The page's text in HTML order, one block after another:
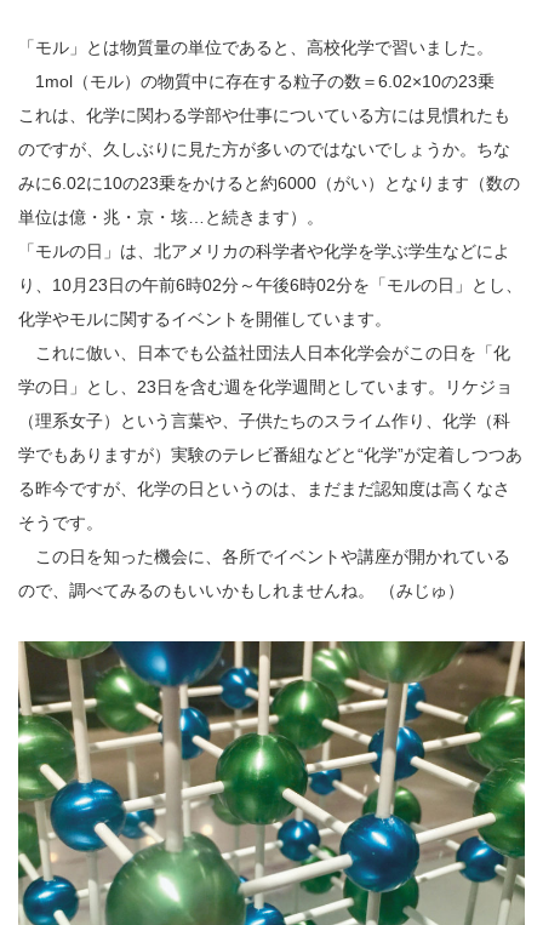
「モル」とは物質量の単位であると、高校化学で習いました。
1mol（モル）の物質中に存在する粒子の数＝6.02×10の23乗
これは、化学に関わる学部や仕事についている方には見慣れたも
のですが、久しぶりに見た方が多いのではないでしょうか。ちな
みに6.02に10の23乗をかけると約6000（がい）となります（数の
単位は億・兆・京・垓…と続きます）。
「モルの日」は、北アメリカの科学者や化学を学ぶ学生などによ
り、10月23日の午前6時02分～午後6時02分を「モルの日」とし、
化学やモルに関するイベントを開催しています。
これに倣い、日本でも公益社団法人日本化学会がこの日を「化
学の日」とし、23日を含む週を化学週間としています。リケジョ
（理系女子）という言葉や、子供たちのスライム作り、化学（科
学でもありますが）実験のテレビ番組などと“化学”が定着しつつあ
る昨今ですが、化学の日というのは、まだまだ認知度は高くなさ
そうです。
この日を知った機会に、各所でイベントや講座が開かれている
ので、調べてみるのもいいかもしれませんね。 （みじゅ）